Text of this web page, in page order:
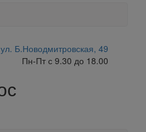
Б.Новодмитровская, 49
Пн-Пт с 9.30 до 18.00